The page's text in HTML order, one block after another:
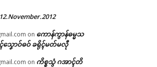
on ကောန်ကွာန်ဓမ္မသ
သၞောဝ်ဓဝ် ခရိုၚ်မတ်မလီု
on ကိစ္စသွံ ဂအာၚ်တိ